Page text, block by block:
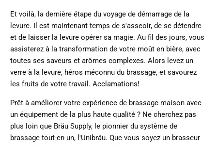
Et voilà, la dernière étape du voyage de démarrage de la
levure. Il est maintenant temps de s'asseoir, de se détendre
et de laisser la levure opérer sa magie. Au fil des jours, vous
assisterez à la transformation de votre moût en bière, avec
toutes ses saveurs et arômes complexes. Alors levez un
verre à la levure, héros méconnu du brassage, et savourez
les fruits de votre travail. Acclamations!
Prêt à améliorer votre expérience de brassage maison avec
un équipement de la plus haute qualité ? Ne cherchez pas
plus loin que Bräu Supply, le pionnier du système de
brassage tout-en-un, l'Unibräu. Que vous soyez un brasseur